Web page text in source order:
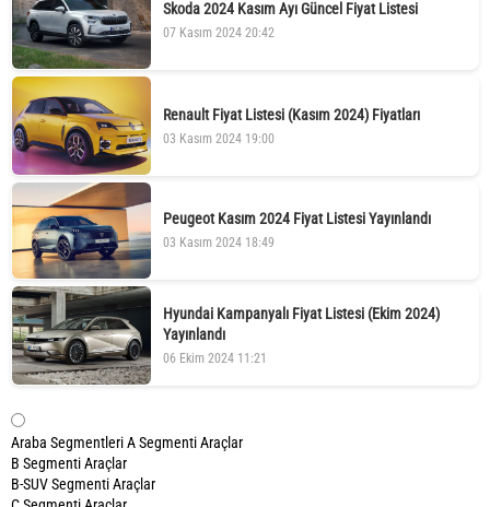
Skoda 2024 Kasım Ayı Güncel Fiyat Listesi
07 Kasım 2024 20:42
Renault Fiyat Listesi (Kasım 2024) Fiyatları
03 Kasım 2024 19:00
Peugeot Kasım 2024 Fiyat Listesi Yayınlandı
03 Kasım 2024 18:49
Hyundai Kampanyalı Fiyat Listesi (Ekim 2024)
Yayınlandı
06 Ekim 2024 11:21
Araba SegmentleriA Segmenti Araçlar
B Segmenti Araçlar
B-SUV Segmenti Araçlar